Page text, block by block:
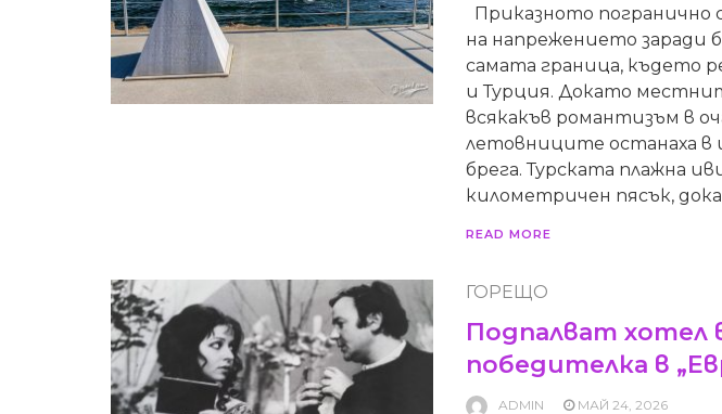
Приказното погранично
на напрежението заради
самата граница, където
и Турция. Докато
всякакъв романтизъм в
летовниците останаха
брега. Турската плажна
километричен пясък,
READ MORE
ГОРЕЩО
Подпалват хотел
победителка в
ADMIN МАЙ 24, 2026